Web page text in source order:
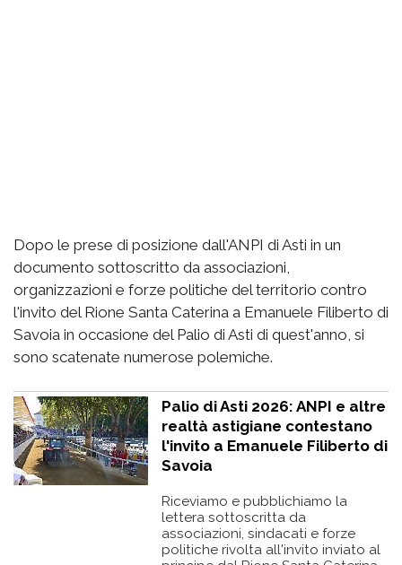
Dopo le prese di posizione dall'ANPI di Asti in un
documento sottoscritto da associazioni,
organizzazioni e forze politiche del territorio contro
l'invito del Rione Santa Caterina a Emanuele Filiberto di
Savoia in occasione del Palio di Asti di quest'anno, si
sono scatenate numerose polemiche.
Palio di Asti 2026: ANPI e altre
realtà astigiane contestano
l'invito a Emanuele Filiberto di
Savoia
Riceviamo e pubblichiamo la
lettera sottoscritta da
associazioni, sindacati e forze
politiche rivolta all'invito inviato al